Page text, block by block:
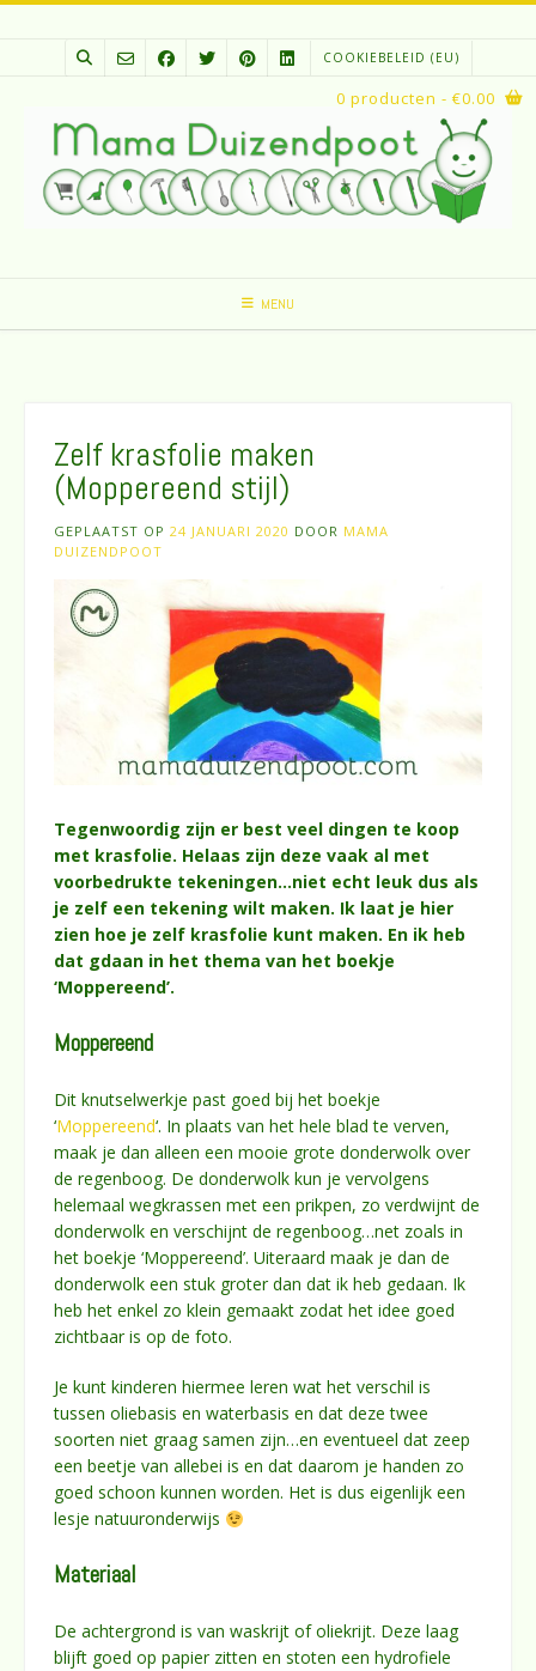
Spring
COOKIEBELEID (EU)
MENU
0 producten - €0.00
Zelf krasfolie maken
(Moppereend stijl)
GEPLAATST OP 24 JANUARI 2020 DOOR MAMA
DUIZENDPOOT
Tegenwoordig zijn er best veel dingen te koop
met krasfolie. Helaas zijn deze vaak al met
voorbedrukte tekeningen…niet echt leuk dus als
je zelf een tekening wilt maken. Ik laat je hier
zien hoe je zelf krasfolie kunt maken. En ik heb
dat gdaan in het thema van het boekje
‘Moppereend’.
Moppereend
Dit knutselwerkje past goed bij het boekje
‘Moppereend‘. In plaats van het hele blad te verven,
maak je dan alleen een mooie grote donderwolk over
de regenboog. De donderwolk kun je vervolgens
helemaal wegkrassen met een prikpen, zo verdwijnt de
donderwolk en verschijnt de regenboog…net zoals in
het boekje ‘Moppereend’. Uiteraard maak je dan de
donderwolk een stuk groter dan dat ik heb gedaan. Ik
heb het enkel zo klein gemaakt zodat het idee goed
zichtbaar is op de foto.
Je kunt kinderen hiermee leren wat het verschil is
tussen oliebasis en waterbasis en dat deze twee
soorten niet graag samen zijn…en eventueel dat zeep
een beetje van allebei is en dat daarom je handen zo
goed schoon kunnen worden. Het is dus eigenlijk een
lesje natuuronderwijs
Materiaal
De achtergrond is van waskrijt of oliekrijt. Deze laag
blijft goed op papier zitten en stoten een hydrofiele